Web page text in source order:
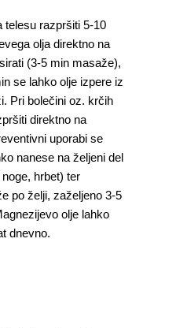
telesu razpršiti 5-10
olja direktno na
(3-5 min masaže),
se lahko olje izpere iz
Pri bolečini oz. krčih
direktno na
uporabi se
nanese na željeni del
hrbet) ter
po želji, zaželjeno 3-5
olje lahko
dnevno.